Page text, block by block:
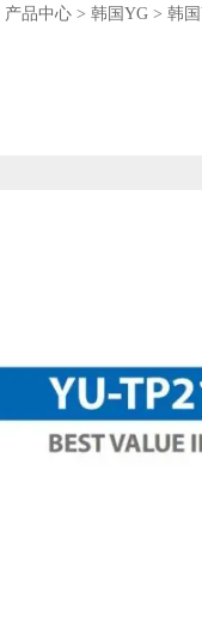
产品中心 >韩国YG >韩